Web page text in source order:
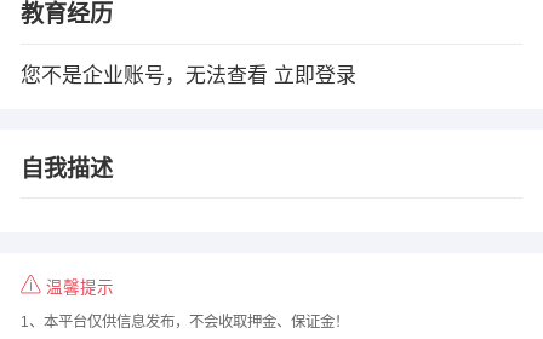
教育经历
您不是企业账号，无法查看 立即登录
自我描述
温馨提示
1、本平台仅供信息发布，不会收取押金、保证金！